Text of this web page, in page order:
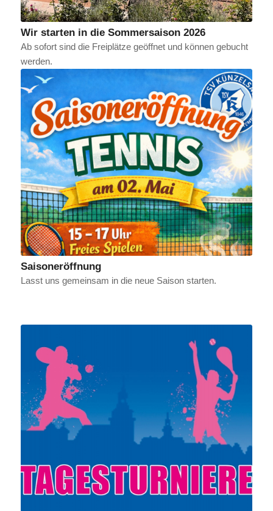
Wir starten in die Sommersaison 2026
Ab sofort sind die Freiplätze geöffnet und können gebucht
werden.
Saisoneröffnung
Lasst uns gemeinsam in die neue Saison starten.